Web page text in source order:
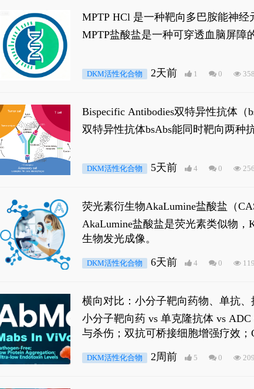
MPTP HCl 是一种靶向多巴胺能神
经典应用即为选择性损毁中脑黑质
MPTP盐酸盐是一种可穿透血脑屏障
DKM活性化合物 2天前 1 0 358
Bispecific Antibodies双特异性抗体
双特异性抗体bsAbs能同时靶向两种
DKM活性化合物 5天前 4 0
荧光素衍生物AkaLumine盐酸盐（
穿透能力，大幅增强成像信噪比，
AkaLumine盐酸盐是荧光素类似物
生物发光成像。
DKM活性化合物 6天前 4 0
横向对比：小分子靶向药物、单抗
小分子靶向药 vs 单克隆抗体 vs
与杀伤；双抗可桥接细胞增强疗效；
DKM活性化合物 2周前 5 0